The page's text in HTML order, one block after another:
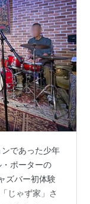
・ビギン」
であった少年
ポーターの
ズバー初体験
じゃず家」さ